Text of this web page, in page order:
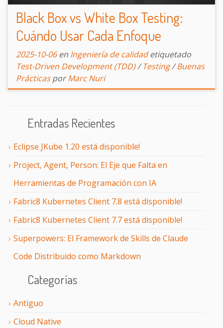
Entradas Recientes
Eclipse JKube 1.20 está disponible!
Project, Agent, Person: El Eje que Falta en
Herramientas de Programación con IA
Fabric8 Kubernetes Client 7.8 está disponible!
Fabric8 Kubernetes Client 7.7 está disponible!
Superpowers: El Framework de Skills de Claude
Code Distribuido como Markdown
Categorías
Antiguo
Cloud Native
Black Box vs White Box Testing:
Cuándo Usar Cada Enfoque
2025-10-06 en Ingeniería de calidad etiquetado
Test-Driven Development (TDD)/Testing/Buenas
Prácticas por Marc Nuri